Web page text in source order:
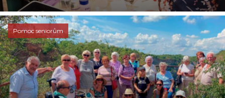
Pomoc seniorům